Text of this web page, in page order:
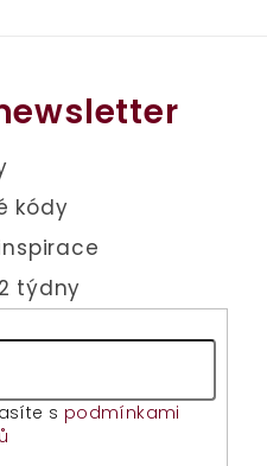
s podmínkami